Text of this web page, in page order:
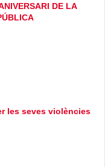
DE LA
les seves violències